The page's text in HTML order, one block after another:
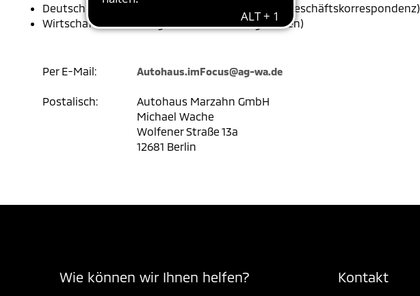
Deutsch (z.B. für Kundenverhandlungen, für die Geschäftskorrespondenz)
Wirtschaft (z.B. für Aufgaben im Rechnungswesen)
Per E-Mail: Autohaus.imFocus@ag-wa.de
Postalisch:
Autohaus Marzahn GmbH
Michael Wache
Wolfener Straße 13a
12681 Berlin
Wie können wir Ihnen helfen? Kontakt